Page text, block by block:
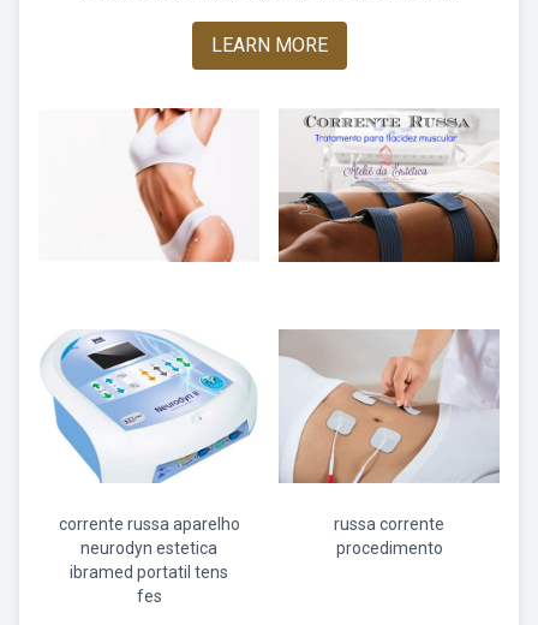
LEARN MORE
corrente russa aparelho
neurodyn estetica
ibramed portatil tens
fes
russa corrente
procedimento